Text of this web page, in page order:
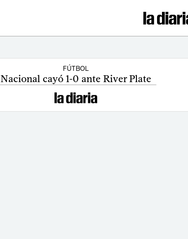
FÚTBOL
Nacional cayó 1-0 ante River Plate